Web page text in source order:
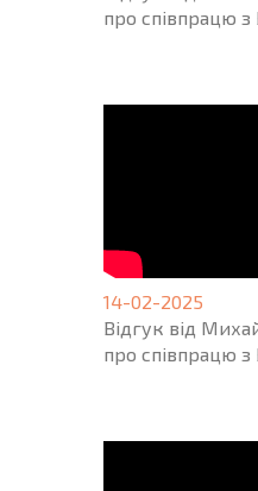
про співпрацю
14-02-2025
Відгук від
про співпрацю